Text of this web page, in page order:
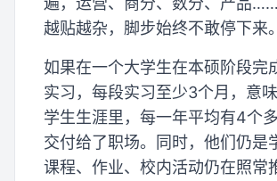
越贴越杂，脚步始终不敢停下来。
如果在一个大学生在本硕阶段完
实习，每段实习至少3个月，意
学生生涯里，每一年平均有4个
交付给了职场。同时，他们仍是
课程、作业、校内活动仍在照常